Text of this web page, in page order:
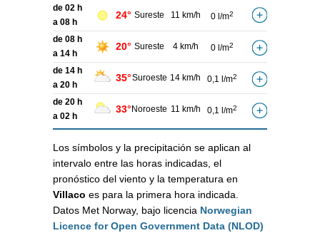
de 02 h
a 08 h
24° Sureste 11 km/h 0 l/m2
de 08 h
a 14 h
20° Sureste 4 km/h 0 l/m2
de 14 h
a 20 h
35°Suroeste 14 km/h 0,1 l/m2
de 20 h
a 02 h
33° Noroeste 11 km/h 0,1 l/m2
Los símbolos y la precipitación se aplican al
intervalo entre las horas indicadas, el
pronóstico del viento y la temperatura en
Villaco es para la primera hora indicada.
Datos Met Norway, bajo licencia Norwegian
Licence for Open Government Data (NLOD)